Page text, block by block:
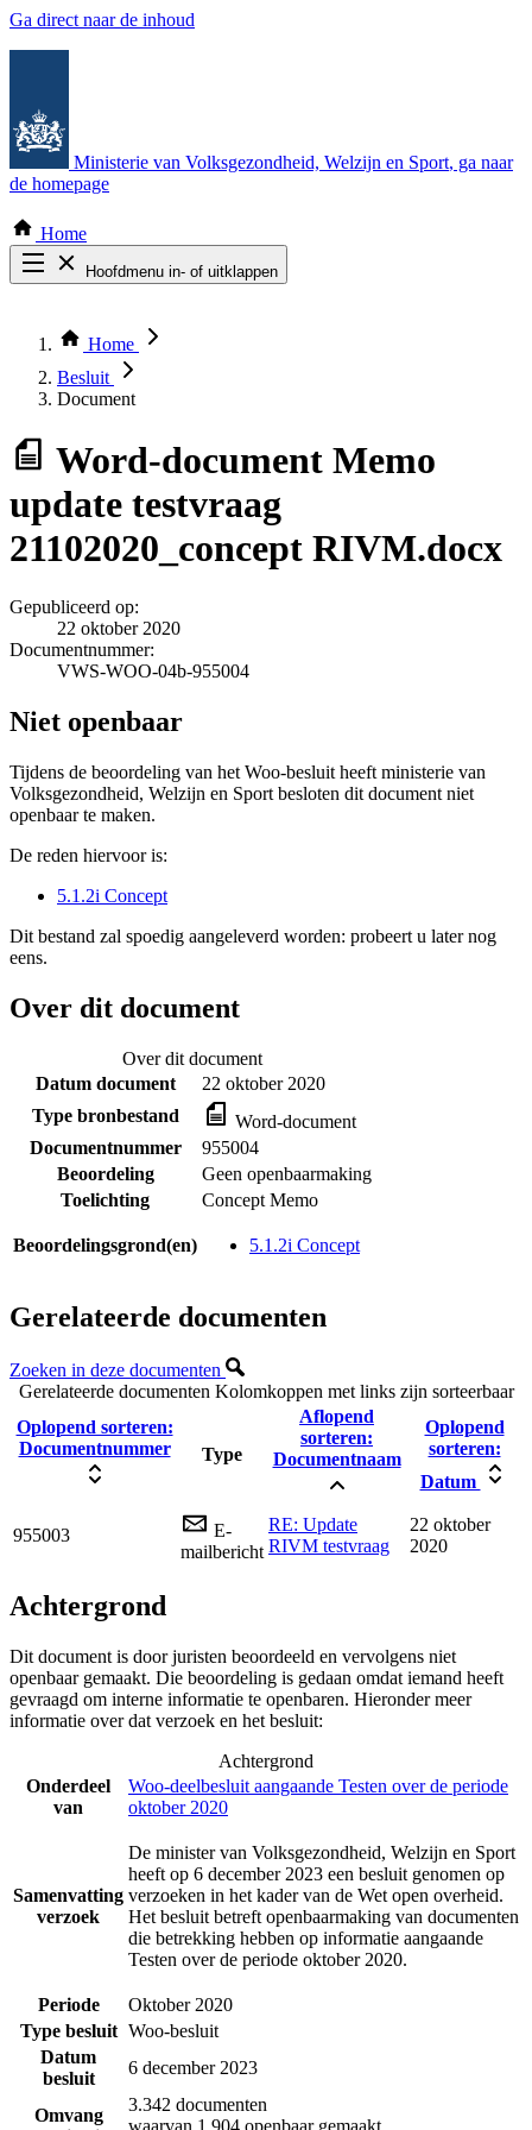
Ga direct naar de inhoud
Ministerie van Volksgezondheid, Welzijn en Sport, ga naar
de homepage
Home
Hoofdmenu in- of uitklappen
Thema COVID-19
Bekijk per bestuursorgaan
Home
Besluit
Document
Word-document Memo
update testvraag
21102020_concept RIVM.docx
Gepubliceerd op:
22 oktober 2020
Documentnummer:
VWS-WOO-04b-955004
Niet openbaar
Tijdens de beoordeling van het Woo-besluit heeft ministerie van
Volksgezondheid, Welzijn en Sport besloten dit document niet
openbaar te maken.
De reden hiervoor is:
5.1.2i Concept
Dit bestand zal spoedig aangeleverd worden: probeert u later nog
eens.
Over dit document
Over dit document
Datum document
22 oktober 2020
Type bronbestand
Word-document
Documentnummer
955004
Beoordeling
Geen openbaarmaking
Toelichting
Concept Memo
Beoordelingsgrond(en) 5.1.2i Concept
Gerelateerde documenten
Zoeken in deze documenten
Gerelateerde documenten Kolomkoppen met links zijn sorteerbaar
Oplopend sorteren:
Documentnummer
Type
Aflopend
sorteren:
Documentnaam
Oplopend
sorteren:
Datum
955003
E-
mailbericht
RE: Update
RIVM testvraag
22 oktober
2020
Achtergrond
Dit document is door juristen beoordeeld en vervolgens niet
openbaar gemaakt. Die beoordeling is gedaan omdat iemand heeft
gevraagd om interne informatie te openbaren. Hieronder meer
informatie over dat verzoek en het besluit:
Achtergrond
Onderdeel
van
Woo-deelbesluit aangaande Testen over de periode
oktober 2020
Samenvatting
verzoek
De minister van Volksgezondheid, Welzijn en Sport
heeft op 6 december 2023 een besluit genomen op
verzoeken in het kader van de Wet open overheid.
Het besluit betreft openbaarmaking van documenten
die betrekking hebben op informatie aangaande
Testen over de periode oktober 2020.
Periode
Oktober 2020
Type besluit Woo-besluit
Datum
besluit
6 december 2023
Omvang
3.342 documenten